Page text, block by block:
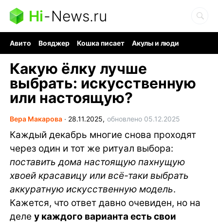
Hi-News.ru
Авито Вояджер Кошка писает
Акулы и люди
Какую ёлку лучше
выбрать: искусственную
или настоящую?
Вера Макарова ∙ 28.11.2025, обновлено 05.12.2025
Каждый декабрь многие снова проходят
через один и тот же ритуал выбора:
поставить дома настоящую пахнущую
хвоей красавицу или всё-таки выбрать
аккуратную искусственную модель.
Кажется, что ответ давно очевиден, но на
деле у каждого варианта есть свои